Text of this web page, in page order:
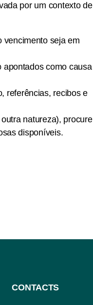
por um contexto de
vencimento seja em
apontados como causa
referências, recibos e
natureza), procure
disponíveis.
CONTACTS